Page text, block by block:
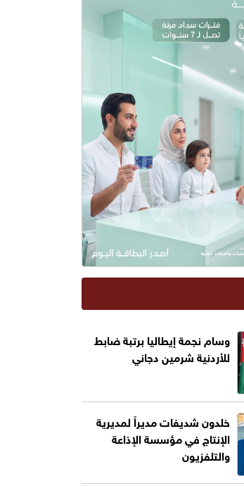
وسام نجمة إيطاليا برتبة ضابط
للأردنية شرمين دجاني
خلدون شديفات مديراً لمديرية
الإنتاج في مؤسسة الإذاعة
والتلفزيون